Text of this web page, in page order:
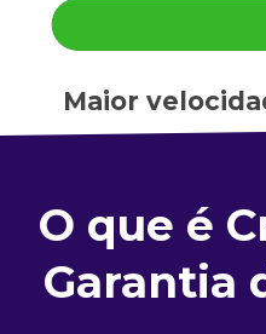
Maior
O que é
Garantia